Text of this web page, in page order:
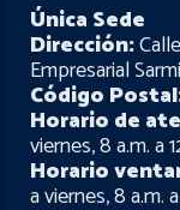
Única Sede
Dirección:
Empresarial
Código
Horario de
viernes, 8 a.m. a
Horario
a viernes, 8 a.m.